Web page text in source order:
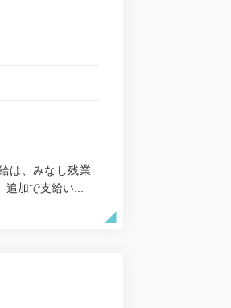
は、みなし残業
加で支給い...